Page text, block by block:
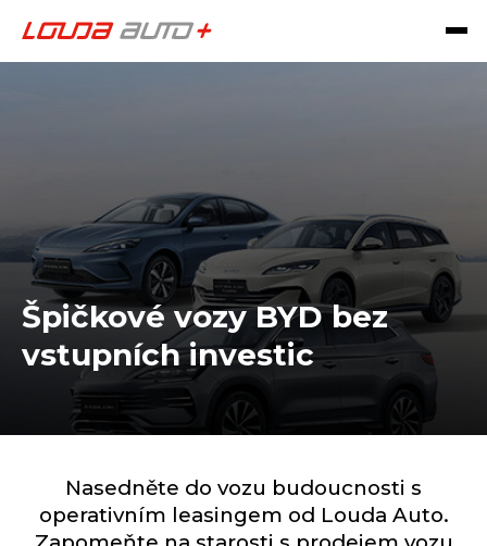
Špičkové vozy BYD bez
vstupních investic
Nasedněte do vozu budoucnosti s
operativním leasingem od Louda Auto.